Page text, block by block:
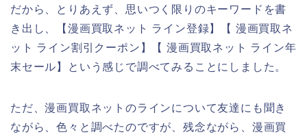
だから、とりあえず、思いつく限りのキーワードを書
き出し、【漫画買取ネット ライン登録】【 漫画買取ネ
ット ライン割引クーポン】【 漫画買取ネット ライン年
末セール】という感じで調べてみることにしました。
ただ、漫画買取ネットのラインについて友達にも聞き
ながら、色々と調べたのですが、残念ながら、漫画買